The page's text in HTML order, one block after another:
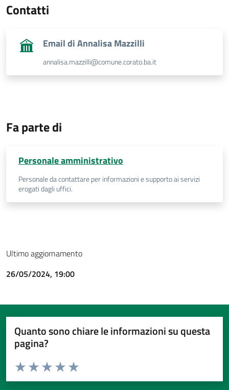
Contatti
Email di Annalisa Mazzilli
annalisa.mazzilli@comune.corato.ba.it
Fa parte di
Personale amministrativo
Personale da contattare per informazioni e supporto ai servizi
erogati dagli uffici.
Ultimo aggiornamento
26/05/2024, 19:00
Quanto sono chiare le informazioni su questa
pagina?
Valuta da 1 a 5 stelle la pagina
Valuta 5 stelle su 5
Valuta 4 stelle su 5
Valuta 3 stelle su 5
Valuta 2 stelle su 5
Valuta 1 stelle su 5